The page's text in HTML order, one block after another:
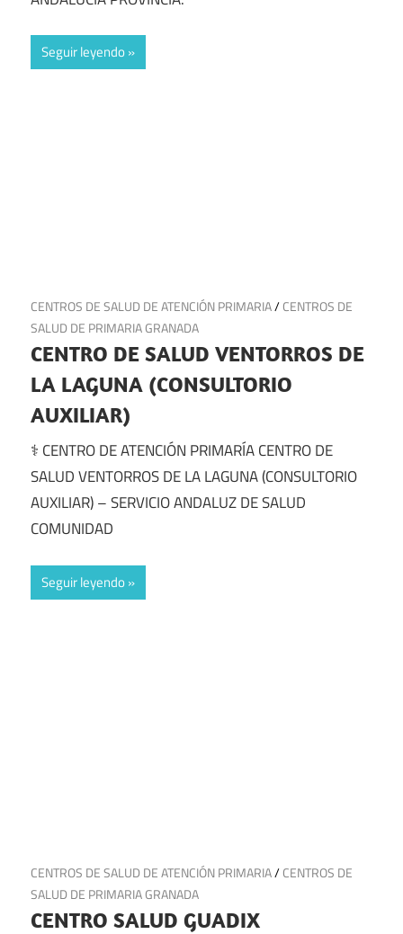
Seguir leyendo
13 de julio de 2025
CENTROS DE SALUD DE ATENCIÓN PRIMARIA/CENTROS DE
SALUD DE PRIMARIA GRANADA
CENTRO DE SALUD VENTORROS DE
LA LAGUNA (CONSULTORIO
AUXILIAR)
⚕️ CENTRO DE ATENCIÓN PRIMARÍA CENTRO DE
SALUD VENTORROS DE LA LAGUNA (CONSULTORIO
AUXILIAR) – SERVICIO ANDALUZ DE SALUD
COMUNIDAD
Seguir leyendo
13 de julio de 2025
CENTROS DE SALUD DE ATENCIÓN PRIMARIA/CENTROS DE
SALUD DE PRIMARIA GRANADA
CENTRO SALUD GUADIX